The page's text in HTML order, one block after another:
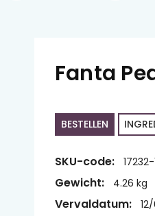
Fanta
BESTELLEN
SKU-code: 17232-
Gewicht: 4.26 kg
Vervaldatum: